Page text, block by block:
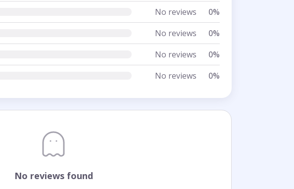
No reviews
0%
No reviews
0%
No reviews
0%
No reviews 0%
No reviews found